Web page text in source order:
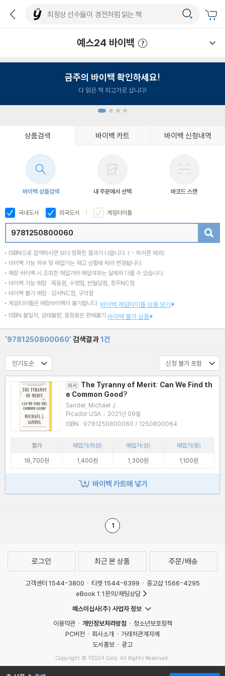
예스24 바이백
금주의 바이백 확인하세요!
다 읽은 책 최고가로 삽니다!
상품검색 바이백 카트 바이백 신청내역
바이백 상품검색 내 주문에서 선택 바코드 스캔
국내도서 외국도서 게임타이틀
ISBN으로 검색하시면 보다 정확한 결과가 나옵니다. ( - 하이픈 제외)
바이백 가능 여부 및 매입가는 재고 상황에 따라 변경됩니다.
매장 바이백 시 조회한 매입가와 매입여부는 실제와 다를 수 있습니다.
바이백 가능 매장 : 목동점, 수영점, 반월당점, 청주NC점
바이백 불가 매장 : 강서NC점, 구의점
게임타이틀은 매장바이백이 불가합니다. 바이백 게임타이틀 상품 보기
ISBN 불일치, 상태불량, 증정용은 판매불가 바이백 불가 상품
'9781250800060' 검색결과1건
외서
The Tyranny of Merit: Can We Find th
e Common Good?
Sandel, Michael J.
Picador USA | 2021년 09월
ISBN : 9781250800060 / 1250800064
정가 매입가(최상) 매입가(상)
매입가(중)
16,700원
1,400원 1,300원 1,100원
바이백 카트에 넣기
1
로그인 최근 본 상품 주문/배송
고객센터 1544-3800 티켓 1544-6399
중고샵 1566-4295
eBook 1:1문의/채팅상담
예스이십사(주) 사업자 정보
이용약관
개인정보처리방침
청소년보호정책
PC버전
회사소개
거래처관계자께
도서홍보
광고
Copyright © YES24 Corp. All Rights Reserved.
MATOM5